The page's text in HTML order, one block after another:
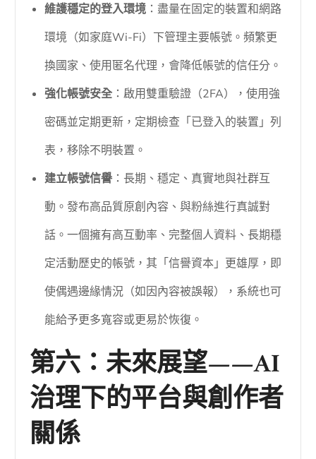
維護穩定的登入環境 ：盡量在固定的裝置和網路
環境（如家庭Wi-Fi）下管理主要帳號。頻繁更
換國家、使用匿名代理，會降低帳號的信任分。
強化帳號安全 ：啟用雙重驗證（2FA），使用強
密碼並定期更新，定期檢查「已登入的裝置」列
表，移除不明裝置。
建立帳號信譽：長期、穩定、真實地與社群互
動。發布高品質原創內容、與粉絲進行真誠對
話。一個擁有高互動率、完整個人資料、長期穩
定活動歷史的帳號，其「信譽資本」更雄厚，即
使偶遇邊緣情況（如因內容被誤報），系統也可
能給予更多寬容或更易於恢復。
第六：未來展望——AI
治理下的平台與創作者
關係